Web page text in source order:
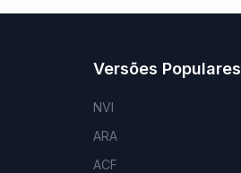
Versões Populares
NVI
ARA
ACF